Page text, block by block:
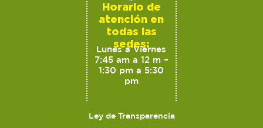
Horario de
atención en
todas las
sedes:
Lunes a Viernes
7:45 am a 12 m –
1:30 pm a 5:30
pm
Ley de Transparencia